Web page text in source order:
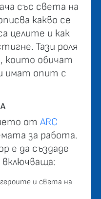
със света на
какво се
целите и как
Тази роля
които обичат
имат опит с
отARC
за работа.
е да създаде
включваща:
и света на